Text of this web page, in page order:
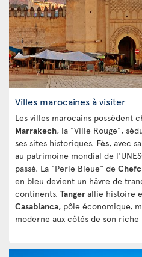
Villes marocaines à visiter
Les villes marocains possèdent
Marrakech, la "Ville Rouge",
ses sites historiques. Fès, avec
au patrimoine mondial de
passé. La "Perle Bleue" de
en bleu devient un hâvre de
continents, Tangerallie histoire
Casablanca, pôle économique,
moderne aux côtés de son